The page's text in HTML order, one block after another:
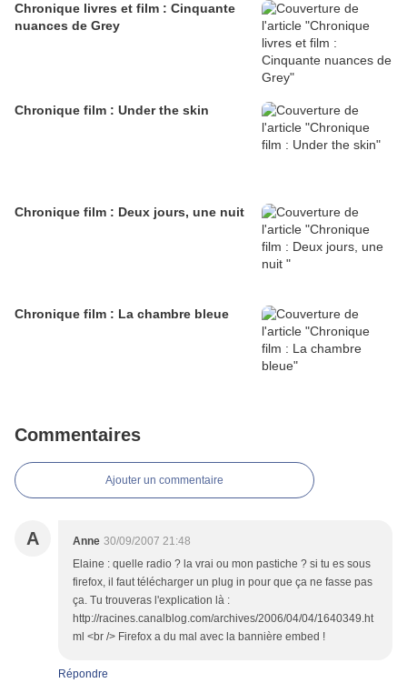
Chronique livres et film : Cinquante
nuances de Grey
Chronique film : Under the skin
Chronique film : Deux jours, une nuit
Chronique film : La chambre bleue
Commentaires
Ajouter un commentaire
A Anne 30/09/2007 21:48
Elaine : quelle radio ? la vrai ou mon pastiche ? si tu es sous
firefox, il faut télécharger un plug in pour que ça ne fasse pas
ça. Tu trouveras l'explication là :
http://racines.canalblog.com/archives/2006/04/04/1640349.ht
ml <br /> Firefox a du mal avec la bannière embed !
Répondre